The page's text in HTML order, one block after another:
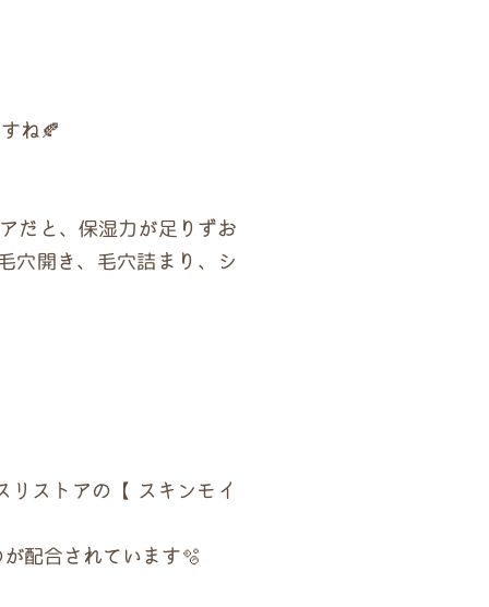
ね🍂
だと、保湿力が足りずお
穴開き、毛穴詰まり、シ
ストアの【 スキンモイ
配合されています🫧